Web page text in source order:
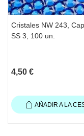
Cristales NW 243,
SS 3, 100 un.
4,50 €
AÑADIR A LA